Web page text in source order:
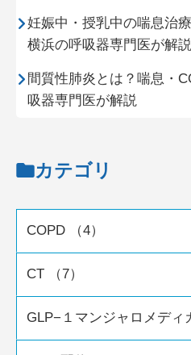
妊娠中・授乳中の喘息治
横浜の呼吸器専門医が解説
間質性肺炎とは？喘息・
吸器専門医が解説
カテゴリ
COPD （4）
CT （7）
GLP−１マンジャロメディ